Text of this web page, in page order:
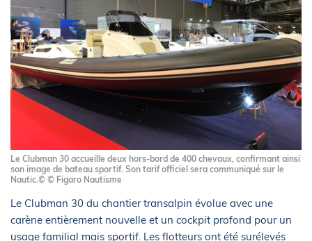
Le Clubman 30 accueille deux hors-bord de 400 chevaux, confirmant ainsi
son image de bateau sportif. Son tarif officiel sera communiqué sur le
Nautic.© © Figaro Nautisme
Le Clubman 30 du chantier transalpin évolue avec une
carène entièrement nouvelle et un cockpit profond pour un
usage familial mais sportif. Les flotteurs ont été surélevés